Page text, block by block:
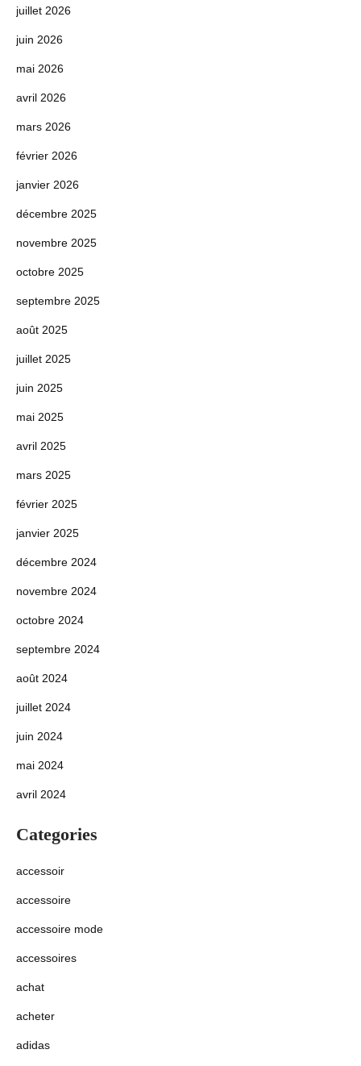
juillet 2026
juin 2026
mai 2026
avril 2026
mars 2026
février 2026
janvier 2026
décembre 2025
novembre 2025
octobre 2025
septembre 2025
août 2025
juillet 2025
juin 2025
mai 2025
avril 2025
mars 2025
février 2025
janvier 2025
décembre 2024
novembre 2024
octobre 2024
septembre 2024
août 2024
juillet 2024
juin 2024
mai 2024
avril 2024
Categories
accessoir
accessoire
accessoire mode
accessoires
achat
acheter
adidas